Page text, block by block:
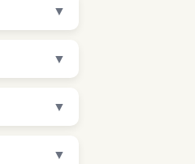
▼
▼
▼
▼